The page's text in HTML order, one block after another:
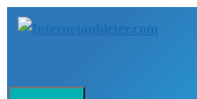
Zum